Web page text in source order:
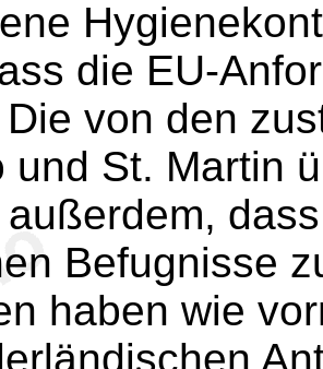
die EU-
von den
und St. Martin
Befugnisse
haben wie